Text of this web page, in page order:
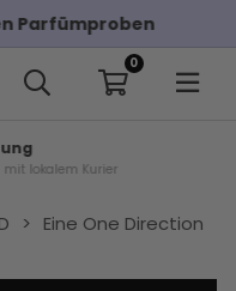
bei Bestellungen
0
mit lokalem Kurier
> Eine One Direction